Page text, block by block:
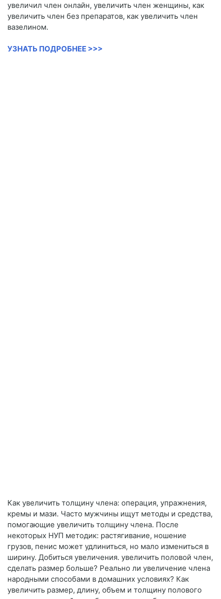
увеличил член онлайн, увеличить член женщины, как
увеличить член без препаратов, как увеличить член
вазелином.
УЗНАТЬ ПОДРОБНЕЕ >>>
Как увеличить толщину члена: операция, упражнения,
кремы и мази. Часто мужчины ищут методы и средства,
помогающие увеличить толщину члена. После
некоторых НУП методик: растягивание, ношение
грузов, пенис может удлиниться, но мало измениться в
ширину. Добиться увеличения. увеличить половой член,
сделать размер больше? Реально ли увеличение члена
народными способами в домашних условиях? Как
увеличить размер, длину, объем и толщину полового